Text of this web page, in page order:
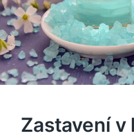
Zastavení v